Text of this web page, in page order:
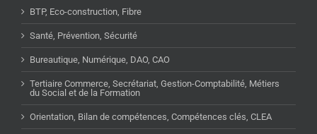
BTP, Eco-construction, Fibre
Santé, Prévention, Sécurité
Bureautique, Numérique, DAO, CAO
Tertiaire Commerce, Secrétariat, Gestion-Comptabilité, Métiers
du Social et de la Formation
Orientation, Bilan de compétences, Compétences clés, CLEA